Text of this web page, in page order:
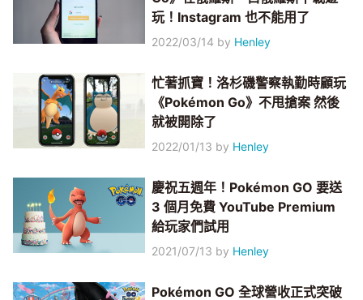
玩！Instagram 也不能用了
2022/03/14 by Henley
忙著抓寶！洛杉磯警察執勤時顧玩
《Pokémon Go》不甩搶案 然後
就被開除了
2022/01/13 by Henley
慶祝五週年！Pokémon GO 要送
3 個月免費 YouTube Premium
給玩家們試用
2021/07/13 by Henley
Pokémon GO 全球營收正式突破